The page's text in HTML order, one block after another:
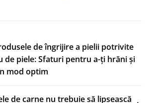
Să
La
Un
Tainele
de îngrijire a pielii potrivite
de piele: Sfaturi pentru a-ți hrăni și
mod optim
de carne nu trebuie să lipsească